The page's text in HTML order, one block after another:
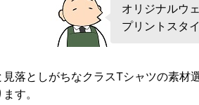
オリジナルウ
プリントスタ
見落としがちなクラスTシャツの素材
す。